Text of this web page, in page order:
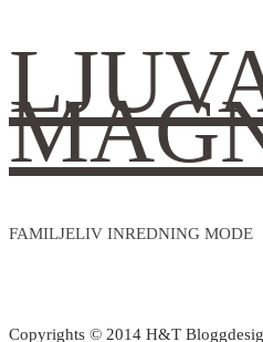
FAMILJELIV INREDNING MODE
Copyrights © 2014 H&T